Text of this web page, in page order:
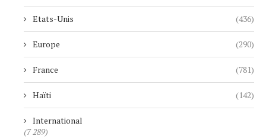
Etats-Unis (436)
Europe (290)
France (781)
Haïti (142)
International
(7 289)